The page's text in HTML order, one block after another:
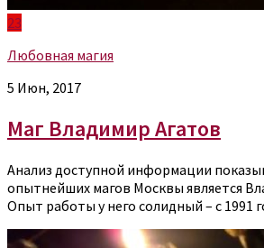
23
Любовная магия
5 Июн, 2017
Маг Владимир Агатов
Анализ доступной информации
опытнейших магов Москвы является
Опыт работы у него солидный – с 1991